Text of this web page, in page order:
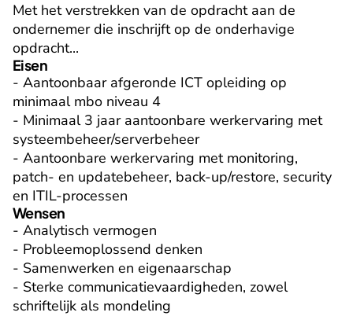
Met het verstrekken van de opdracht aan de
ondernemer die inschrijft op de onderhavige
opdracht...
Eisen
- Aantoonbaar afgeronde ICT opleiding op
minimaal mbo niveau 4
- Minimaal 3 jaar aantoonbare werkervaring met
systeembeheer/serverbeheer
- Aantoonbare werkervaring met monitoring,
patch- en updatebeheer, back-up/restore, security
en ITIL-processen
Wensen
- Analytisch vermogen
- Probleemoplossend denken
- Samenwerken en eigenaarschap
- Sterke communicatievaardigheden, zowel
schriftelijk als mondeling